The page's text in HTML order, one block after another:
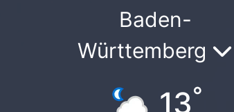
Baden-
Württemberg
13°